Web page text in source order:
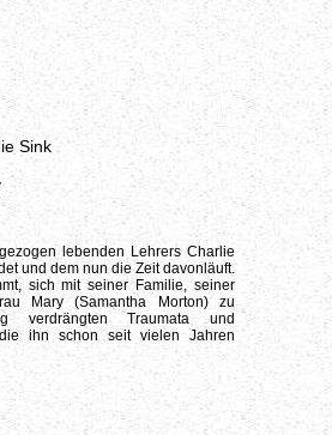
Sink
lebenden Lehrers Charlie
und dem nun die Zeit davonläuft.
sich mit seiner Familie, seiner
Mary (Samantha Morton) zu
Traumata und
ihn schon seit vielen Jahren